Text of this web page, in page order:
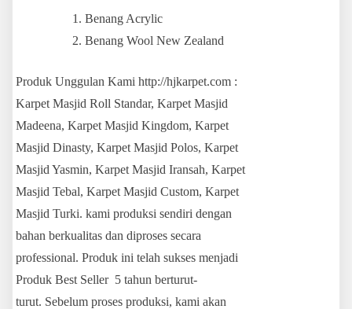
Benang Acrylic
Benang Wool New Zealand
Produk Unggulan Kami http://hjkarpet.com :
Karpet Masjid Roll Standar, Karpet Masjid
Madeena, Karpet Masjid Kingdom, Karpet
Masjid Dinasty, Karpet Masjid Polos, Karpet
Masjid Yasmin, Karpet Masjid Iransah, Karpet
Masjid Tebal, Karpet Masjid Custom, Karpet
Masjid Turki. kami produksi sendiri dengan
bahan berkualitas dan diproses secara
professional. Produk ini telah sukses menjadi
Produk Best Seller 5 tahun berturut-
turut. Sebelum proses produksi, kami akan